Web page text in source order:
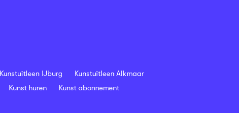
Kunstuitleen IJburg
Kunstuitleen Alkmaar
Kunst huren Kunst abonnement